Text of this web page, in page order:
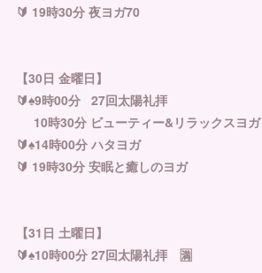
🔰 19時30分 夜ヨガ70
【30日 金曜日】
🔰♠︎9時00分 27回太陽礼拝
10時30分 ビューティー&リラックスヨガ
🔰♠︎14時00分 ハタヨガ
🔰 19時30分 安眠と癒しのヨガ
【31日 土曜日】
🔰♠︎10時00分 27回太陽礼拝 🈵